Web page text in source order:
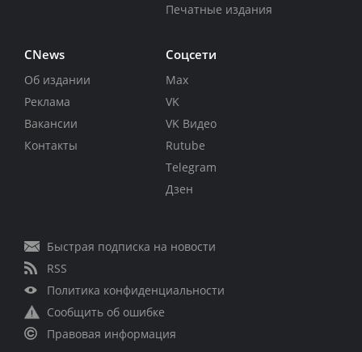
Печатные издания
CNews
Об издании
Реклама
Вакансии
Контакты
Соцсети
Max
VK
VK Видео
Rutube
Telegram
Дзен
Быстрая подписка на новости
RSS
Политика конфиденциальности
Сообщить об ошибке
Правовая информация